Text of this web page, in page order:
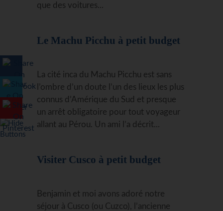
que des voitures...
Le Machu Picchu à petit budget
La cité inca du Machu Picchu est sans
l’ombre d’un doute l’un des lieux les plus
connus d’Amérique du Sud et presque
un arrêt obligatoire pour tout voyageur
allant au Pérou. Un ami l’a décrit...
Visiter Cusco à petit budget
Benjamin et moi avons adoré notre
séjour à Cusco (ou Cuzco), l’ancienne